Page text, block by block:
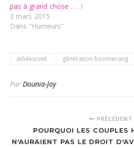
pas à grand chose . . . !
3 mars 2015
Dans "Humeurs"
adulescent génération boomerang
Par Dounia-Joy
PRÉCÉDENT
POURQUOI LES COUPLES
N'AURAIENT PAS LE DROIT